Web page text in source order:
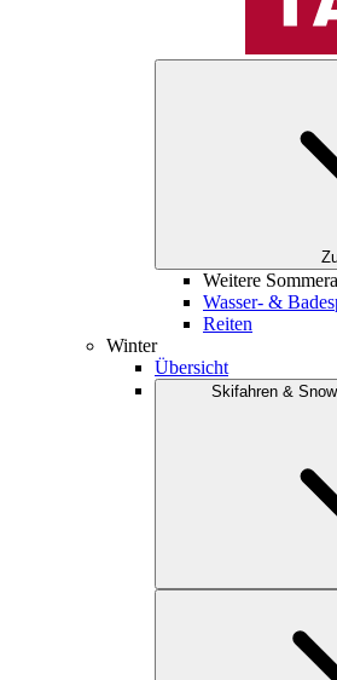
Weitere
Wasser- &
Reiten
Winter
Übersicht
Skifahren &